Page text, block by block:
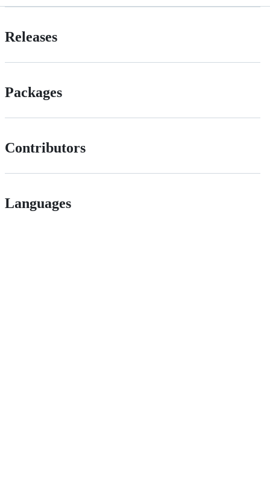
Releases
Packages
Contributors
Languages